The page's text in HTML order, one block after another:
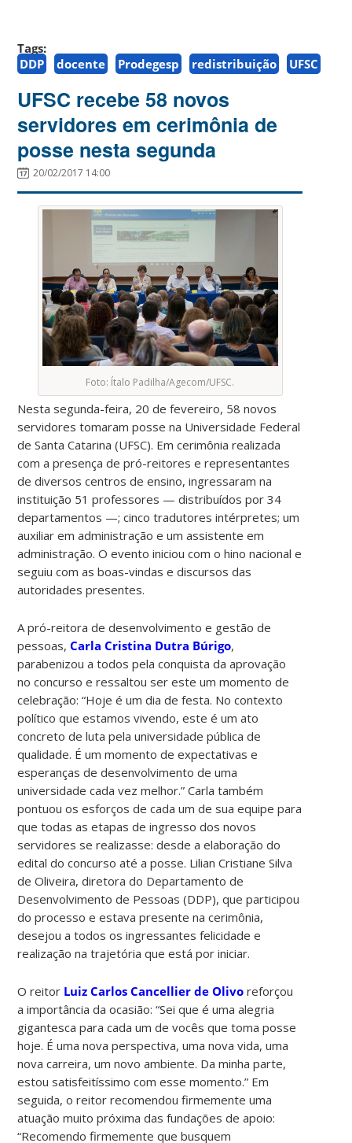
Tags:
DDP
docente Prodegesp redistribuição UFSC
UFSC recebe 58 novos
servidores em cerimônia de
posse nesta segunda
20/02/2017 14:00
Foto: Ítalo Padilha/Agecom/UFSC.
Nesta segunda-feira, 20 de fevereiro, 58 novos
servidores tomaram posse na Universidade Federal
de Santa Catarina (UFSC). Em cerimônia realizada
com a presença de pró-reitores e representantes
de diversos centros de ensino, ingressaram na
instituição 51 professores — distribuídos por 34
departamentos —; cinco tradutores intérpretes; um
auxiliar em administração e um assistente em
administração. O evento iniciou com o hino nacional e
seguiu com as boas-vindas e discursos das
autoridades presentes.
A pró-reitora de desenvolvimento e gestão de
pessoas,Carla Cristina Dutra Búrigo,
parabenizou a todos pela conquista da aprovação
no concurso e ressaltou ser este um momento de
celebração: “Hoje é um dia de festa. No contexto
político que estamos vivendo, este é um ato
concreto de luta pela universidade pública de
qualidade. É um momento de expectativas e
esperanças de desenvolvimento de uma
universidade cada vez melhor.” Carla também
pontuou os esforços de cada um de sua equipe para
que todas as etapas de ingresso dos novos
servidores se realizasse: desde a elaboração do
edital do concurso até a posse. Lilian Cristiane Silva
de Oliveira, diretora do Departamento de
Desenvolvimento de Pessoas (DDP), que participou
do processo e estava presente na cerimônia,
desejou a todos os ingressantes felicidade e
realização na trajetória que está por iniciar.
O reitor Luiz Carlos Cancellier de Olivo reforçou
a importância da ocasião: “Sei que é uma alegria
gigantesca para cada um de vocês que toma posse
hoje. É uma nova perspectiva, uma nova vida, uma
nova carreira, um novo ambiente. Da minha parte,
estou satisfeitíssimo com esse momento.” Em
seguida, o reitor recomendou firmemente uma
atuação muito próxima das fundações de apoio:
“Recomendo firmemente que busquem